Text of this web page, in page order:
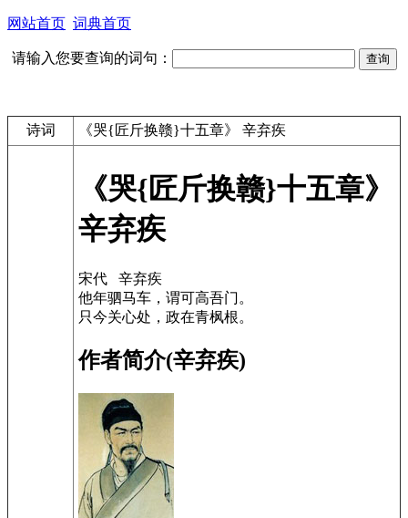
网站首页 词典首页
请输入您要查询的词句：
诗词 《哭{匠斤换赣}十五章》 辛弃疾
《哭{匠斤换赣}十五章》
辛弃疾
宋代 辛弃疾
他年驷马车，谓可高吾门。
只今关心处，政在青枫根。
作者简介(辛弃疾)